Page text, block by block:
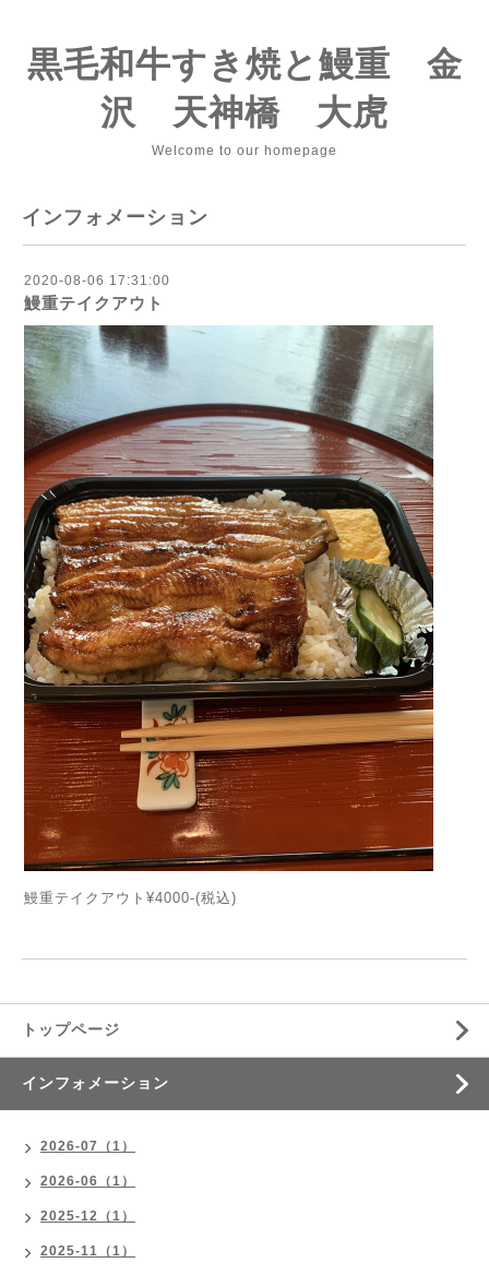
黒毛和牛すき焼と鰻重 金
沢 天神橋 大虎
Welcome to our homepage
インフォメーション
2020-08-06 17:31:00
鰻重テイクアウト
鰻重テイクアウト¥4000-(税込)
トップページ
インフォメーション
2026-07（1）
2026-06（1）
2025-12（1）
2025-11（1）